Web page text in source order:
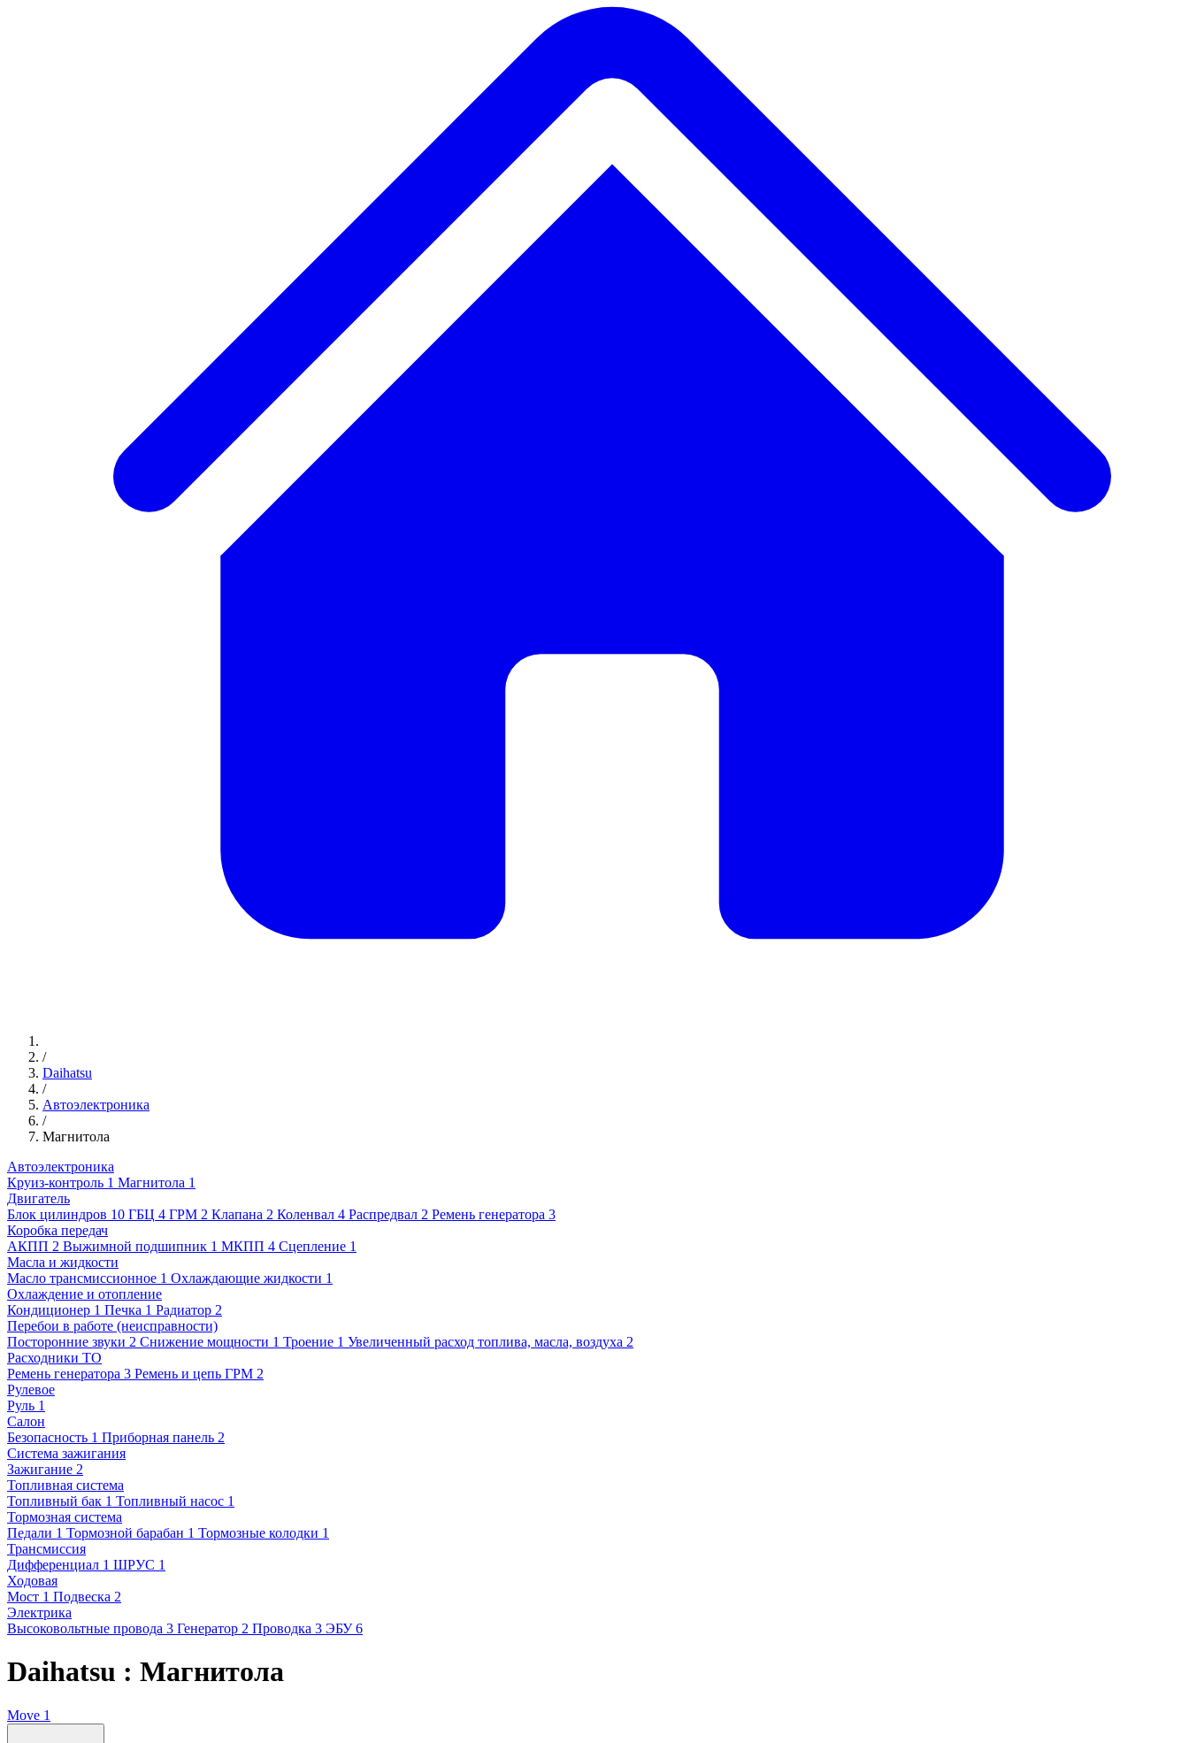
/
Daihatsu
/
Автоэлектроника
/
Магнитола
Автоэлектроника
Круиз-контроль 1 Магнитола 1
Двигатель
Блок цилиндров 10 ГБЦ 4 ГРМ 2 Клапана 2 Коленвал 4 Распредвал 2 Ремень генератора 3
Коробка передач
АКПП 2 Выжимной подшипник 1 МКПП 4 Сцепление 1
Масла и жидкости
Масло трансмиссионное 1 Охлаждающие жидкости 1
Охлаждение и отопление
Кондиционер 1 Печка 1 Радиатор 2
Перебои в работе (неисправности)
Посторонние звуки 2 Снижение мощности 1 Троение 1 Увеличенный расход топлива, масла, воздуха 2
Расходники ТО
Ремень генератора 3 Ремень и цепь ГРМ 2
Рулевое
Руль 1
Салон
Безопасность 1 Приборная панель 2
Система зажигания
Зажигание 2
Топливная система
Топливный бак 1 Топливный насос 1
Тормозная система
Педали 1 Тормозной барабан 1 Тормозные колодки 1
Трансмиссия
Дифференциал 1 ШРУС 1
Ходовая
Мост 1 Подвеска 2
Электрика
Высоковольтные провода 3 Генератор 2 Проводка 3 ЭБУ 6
Daihatsu : Магнитола
Move 1